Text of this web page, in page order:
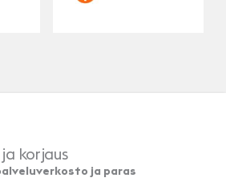
korjaus
ja paras